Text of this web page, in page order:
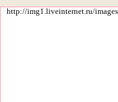
http://img1.liveinternet.ru/